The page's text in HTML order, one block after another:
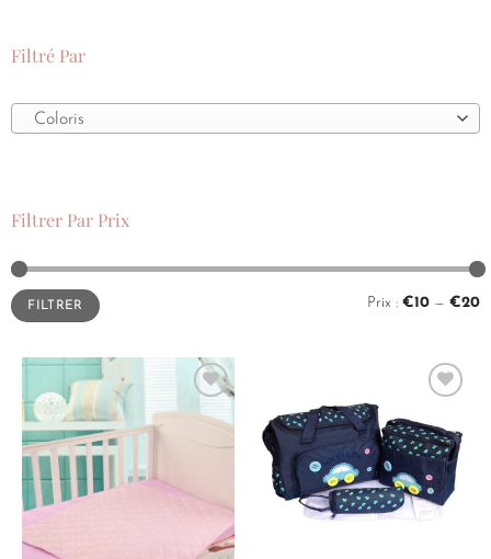
Filtré Par
Coloris
Filtrer Par Prix
FILTRER Prix : €10 — €20
Ajouter
à la
liste de
souhaits